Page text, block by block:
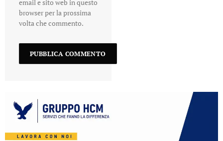
email e sito web in questo
browser per la prossima
volta che commento.